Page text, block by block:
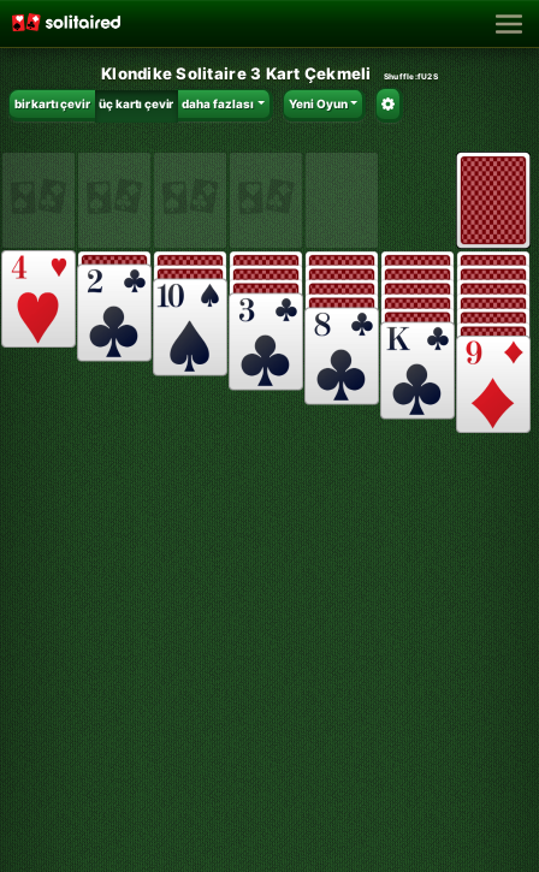
Klondike Solitaire 3 Kart Çekmeli Shuffle:fU2S
bir kartı çevir üç kartı çevir daha fazlası Yeni Oyun